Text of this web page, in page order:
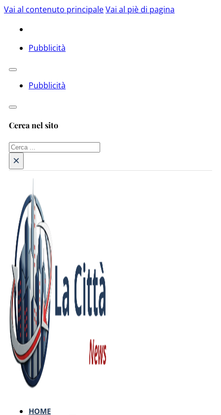
Vai al contenuto principaleVai al piè di pagina
Pubblicità
Pubblicità
Cerca nel sito
Cerca
×
HOME